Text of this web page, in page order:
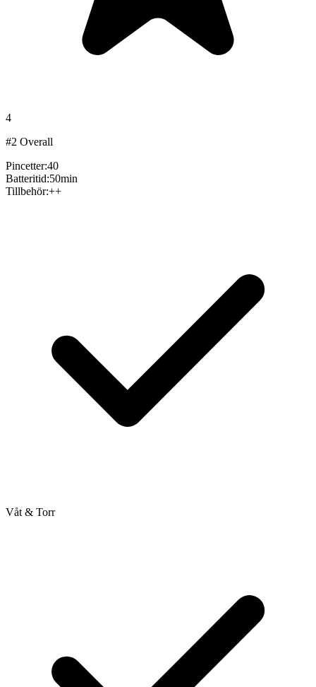
4
#2 Overall
Pincetter:40
Batteritid:50min
Tillbehör:++
Våt & Torr